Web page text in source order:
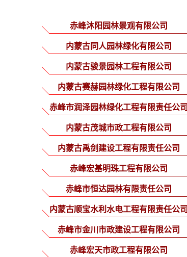
赤峰沐阳园林景观有限公司
内蒙古同人园林绿化有限公司
内蒙古骏景园林工程有限公司
内蒙古赛赫园林绿化工程有限公司
赤峰市润泽园林绿化工程有限责任公司
内蒙古茂城市政工程有限公司
内蒙古禹剑建设工程有限责任公司
赤峰宏基明珠工程有限公司
赤峰市恒达园林有限责任公司
内蒙古顺宝水利水电工程有限责任公司
赤峰市金川市政建设工程有限公司
赤峰宏天市政工程有限公司